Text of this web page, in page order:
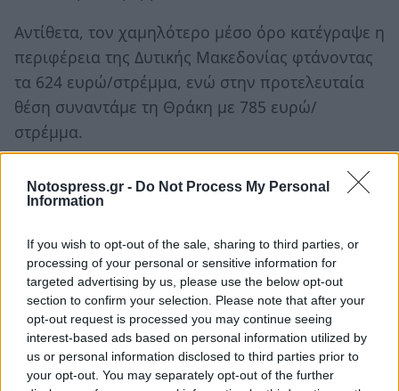
Notospress.gr - Do Not Process My Personal
Information
If you wish to opt-out of the sale, sharing to third parties, or
processing of your personal or sensitive information for
targeted advertising by us, please use the below opt-out
section to confirm your selection. Please note that after your
opt-out request is processed you may continue seeing
interest-based ads based on personal information utilized by
us or personal information disclosed to third parties prior to
your opt-out. You may separately opt-out of the further
Αντίθετα, τον χαμηλότερο μέσο όρο κατέγραψε η
περιφέρεια της Δυτικής Μακεδονίας φτάνοντας
τα 624 ευρώ/στρέμμα, ενώ στην προτελευταία
θέση συναντάμε τη Θράκη με 785 ευρώ/
στρέμμα.